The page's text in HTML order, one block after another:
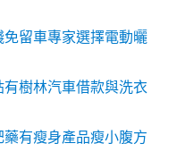
留車專家選擇電動曬
樹林汽車借款與洗衣
有瘦身產品瘦小腹方